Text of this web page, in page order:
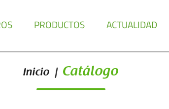
PRODUCTOS ACTUALIDAD
Inicio | Catálogo